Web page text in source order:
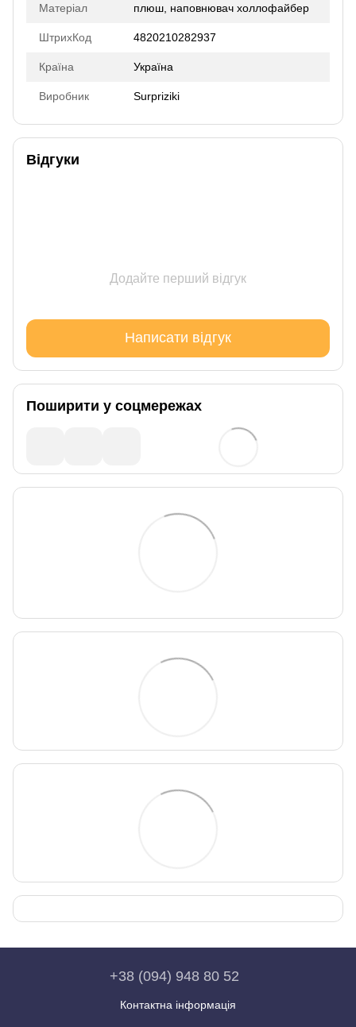
Матеріал плюш, наповнювач холлофайбер
ШтрихКод 4820210282937
Країна Україна
Виробник Surpriziki
Відгуки
Додайте перший відгук
Написати відгук
Поширити у соцмережах
+38 (094) 948 80 52
Контактна інформація